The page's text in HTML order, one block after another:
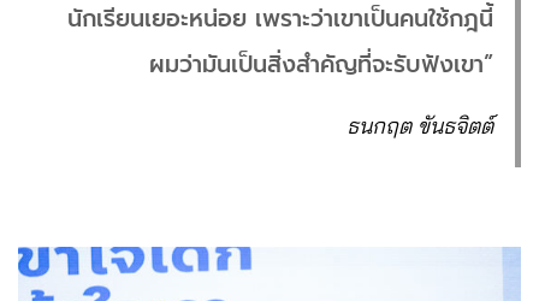
นักเรียนเยอะหน่อย เพราะว่าเขาเป็นคนใช้กฎนี้
ผมว่ามันเป็นสิ่งสำคัญที่จะรับฟังเขา”
ธนกฤต ขันธจิตต์